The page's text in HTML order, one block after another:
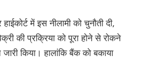
में इस नीलामी को चुनौती दी,
की प्रक्रिया को पूरा होने से रोकने
किया। हालांकि बैंक को बकाया